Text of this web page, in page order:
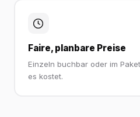
Faire, planbare Preise
Einzeln buchbar oder im
es kostet.